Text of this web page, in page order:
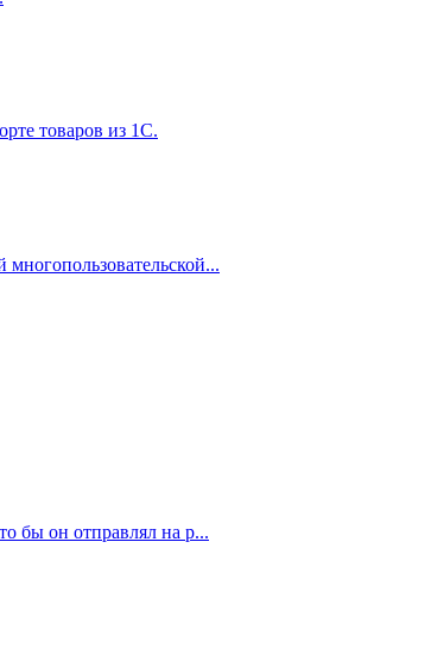
товаров из 1С.
бы он отправлял на р...